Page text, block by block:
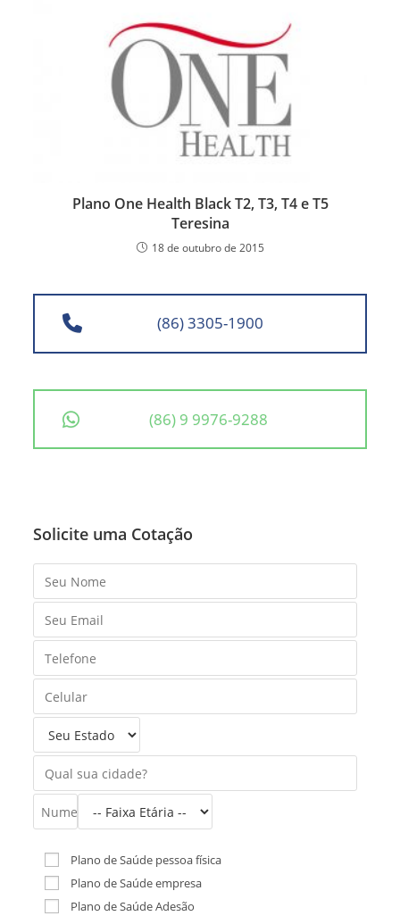
Plano One Health Black T2, T3, T4 e T5
Teresina
18 de outubro de 2015
(86) 3305-1900
(86) 9 9976-9288
Solicite uma Cotação
Plano de Saúde pessoa física
Plano de Saúde empresa
Plano de Saúde Adesão